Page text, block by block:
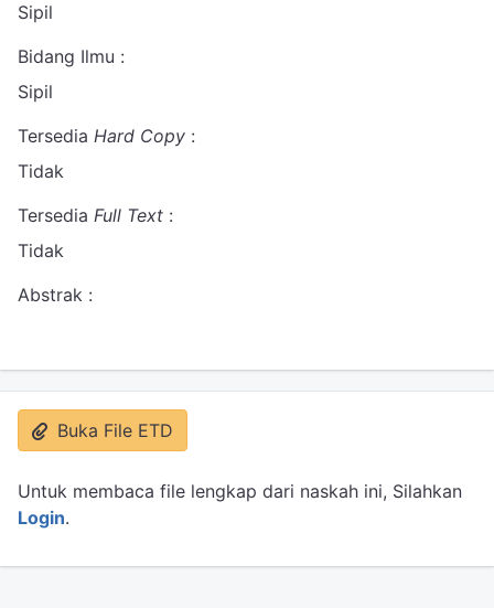
Sipil
Bidang Ilmu :
Sipil
Tersedia Hard Copy :
Tidak
Tersedia Full Text :
Tidak
Abstrak :
Buka File ETD
Untuk membaca file lengkap dari naskah ini, Silahkan
Login.